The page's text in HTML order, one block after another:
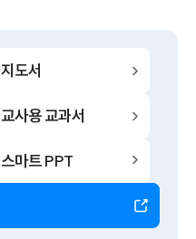
지도서
교사용 교과서
스마트 PPT